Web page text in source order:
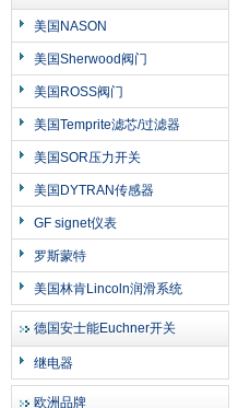
美国NASON
美国Sherwood阀门
美国ROSS阀门
美国Temprite滤芯/过滤器
美国SOR压力开关
美国DYTRAN传感器
GF signet仪表
罗斯蒙特
美国林肯Lincoln润滑系统
德国安士能Euchner开关
继电器
欧洲品牌